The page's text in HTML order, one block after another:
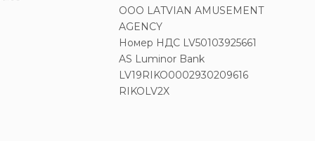
OOO LATVIAN AMUSEMENT
AGENCY
Номер НДС LV50103925661
AS Luminor Bank
LV19RIKO0002930209616
RIKOLV2X